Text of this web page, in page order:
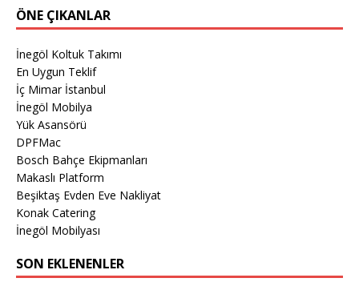
ÖNE ÇIKANLAR
İnegöl Koltuk Takımı
En Uygun Teklif
İç Mimar İstanbul
İnegöl Mobilya
Yük Asansörü
DPFMac
Bosch Bahçe Ekipmanları
Makaslı Platform
Beşiktaş Evden Eve Nakliyat
Konak Catering
İnegöl Mobilyası
SON EKLENENLER